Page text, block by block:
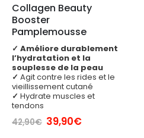
Collagen Beauty
Booster
Pamplemousse
✓ Améliore durablement
l’hydratation et la
souplesse de la peau
✓ Agit contre les rides et le
vieillissement cutané
✓ Hydrate muscles et
tendons
42,90€ Le
prix
39,90€Le